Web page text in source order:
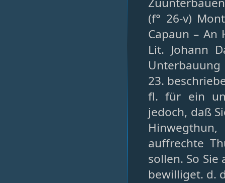
(f° 26-v)
Capaun –
Lit. Johann
23.
fl. für ein
jedoch, daß
auffrechte
sollen. So
bewilliget. d.